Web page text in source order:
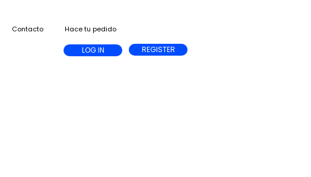
Contacto Hace tu pedido
LOG IN REGISTER